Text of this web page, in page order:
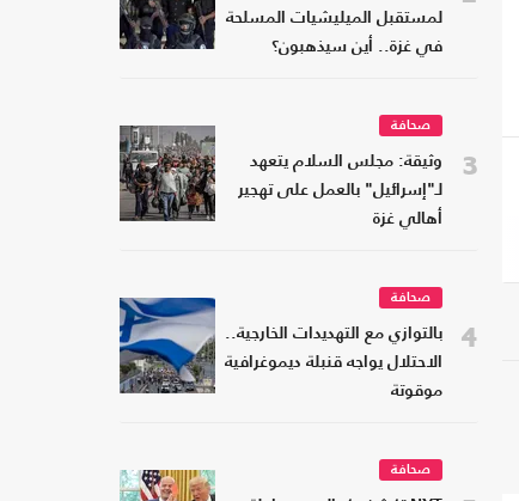
لمستقبل الميليشيات المسلحة
في غزة.. أين سيذهبون؟
3
صحافة
وثيقة: مجلس السلام يتعهد
لـ"إسرائيل" بالعمل على تهجير
أهالي غزة
4
صحافة
بالتوازي مع التهديدات الخارجية..
الاحتلال يواجه قنبلة ديموغرافية
موقوتة
صحافة